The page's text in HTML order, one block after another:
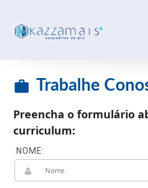
work Trabalhe
Preencha o formulário
curriculum:
NOME: